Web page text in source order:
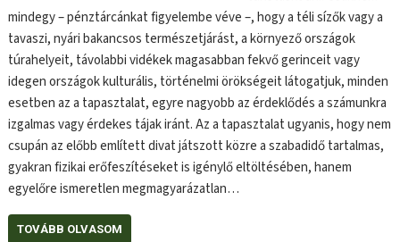
mindegy – pénztárcánkat figyelembe véve –, hogy a téli sízők vagy a
tavaszi, nyári bakancsos természetjárást, a környező országok
túrahelyeit, távolabbi vidékek magasabban fekvő gerinceit vagy
idegen országok kulturális, történelmi örökségeit látogatjuk, minden
esetben az a tapasztalat, egyre nagyobb az érdeklődés a számunkra
izgalmas vagy érdekes tájak iránt. Az a tapasztalat ugyanis, hogy nem
csupán az előbb említett divat játszott közre a szabadidő tartalmas,
gyakran fizikai erőfeszítéseket is igénylő eltöltésében, hanem
egyelőre ismeretlen megmagyarázatlan…
TOVÁBB OLVASOM